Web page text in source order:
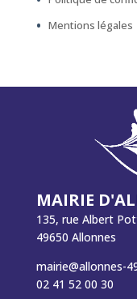
Mentions légales
MAIRIE
135, rue Albert
49650 Allonnes
mairie@allonnes-
02 41 52 00 30